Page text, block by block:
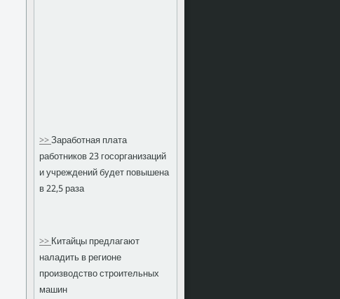
>>Заработная плата
работников 23 госорганизаций
и учреждений будет повышена
в 22,5 раза
>>Китайцы предлагают
наладить в регионе
производство строительных
машин